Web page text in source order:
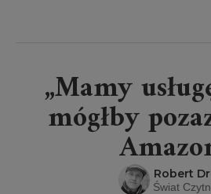
„Mamy
mógłby
Robert
Świat